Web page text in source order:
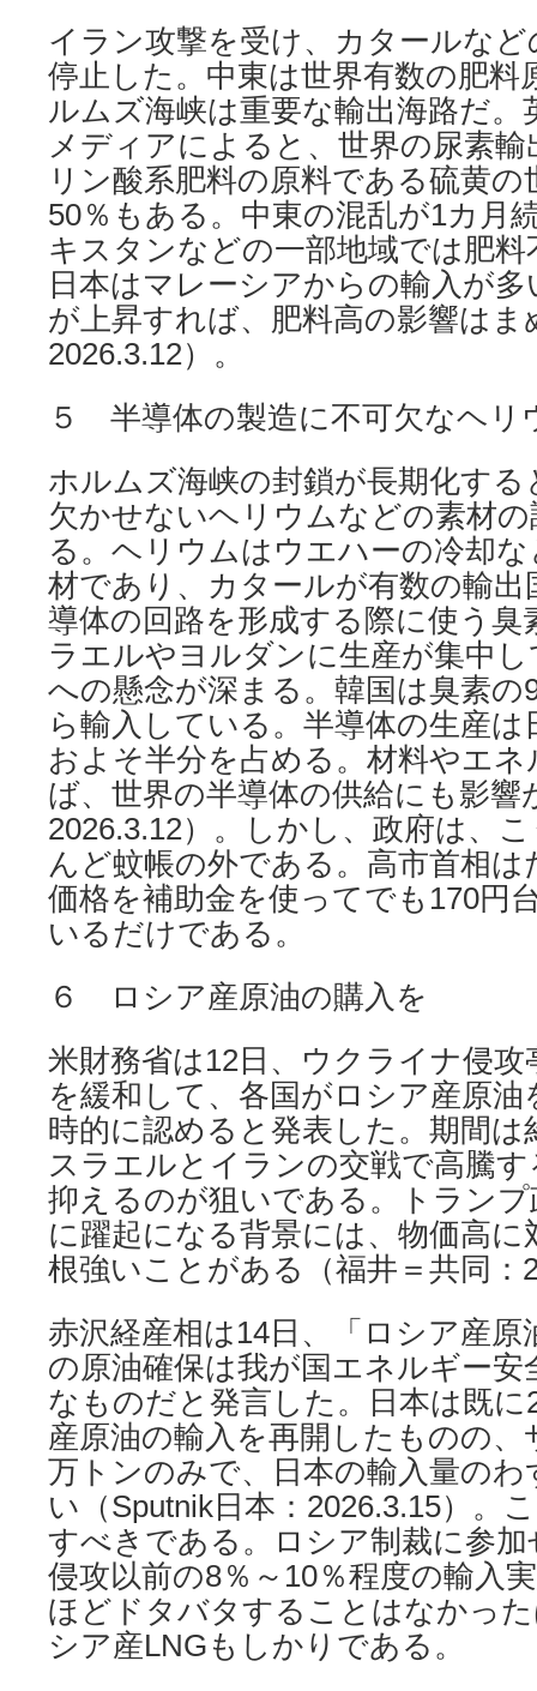
イラン攻撃を受け、カタールな
停止した。中東は世界有数の肥料
ルムズ海峡は重要な輸出海路だ。
メディアによると、世界の尿素
リン酸系肥料の原料である硫黄
50％もある。中東の混乱が1カ月
キスタンなどの一部地域では肥
日本はマレーシアからの輸入が
が上昇すれば、肥料高の影響は
2026.3.12）。
５ 半導体の製造に不可欠なヘリ
ホルムズ海峡の封鎖が長期化する
欠かせないヘリウムなどの素材
る。ヘリウムはウエハーの冷却
材であり、カタールが有数の輸
導体の回路を形成する際に使う
ラエルやヨルダンに生産が集中
への懸念が深まる。韓国は臭素
ら輸入している。半導体の生産
およそ半分を占める。材料やエ
ば、世界の半導体の供給にも影響
2026.3.12）。しかし、政府は、
んど蚊帳の外である。高市首相
価格を補助金を使ってでも170円
いるだけである。
６ ロシア産原油の購入を
米財務省は12日、ウクライナ侵
を緩和して、各国がロシア産原
時的に認めると発表した。期間は
スラエルとイランの交戦で高騰
抑えるのが狙いである。トラン
に躍起になる背景には、物価高
根強いことがある（福井＝共同：
赤沢経産相は14日、「ロシア産
の原油確保は我が国エネルギー安
なものだと発言した。日本は既に
産原油の輸入を再開したものの
万トンのみで、日本の輸入量のわ
い（Sputnik日本：2026.3.15）。
すべきである。ロシア制裁に参
侵攻以前の8％～10％程度の輸入
ほどドタバタすることはなかっ
シア産LNGもしかりである。